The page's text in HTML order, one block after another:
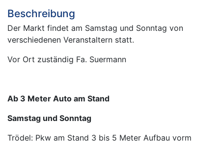
Beschreibung
Der Markt findet am Samstag und Sonntag von
verschiedenen Veranstaltern statt.
Vor Ort zuständig Fa. Suermann
Ab 3 Meter Auto am Stand
Samstag und Sonntag
Trödel: Pkw am Stand 3 bis 5 Meter Aufbau vorm